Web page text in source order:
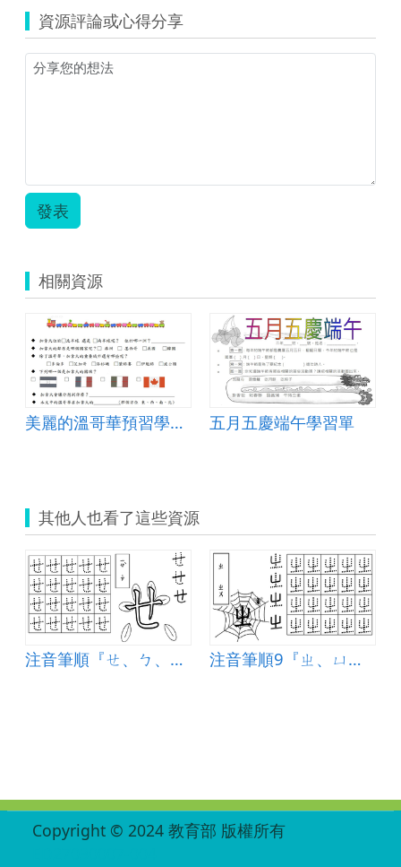
資源評論或心得分享
發表
相關資源
美麗的溫哥華預習學習單 五月五慶端午學習單
其他人也看了這些資源
注音筆順『ㄝ、ㄅ、ㄆ』 注音筆順9『ㄓ、ㄩ、ㄣ』
Copyright © 2024 教育部 版權所有